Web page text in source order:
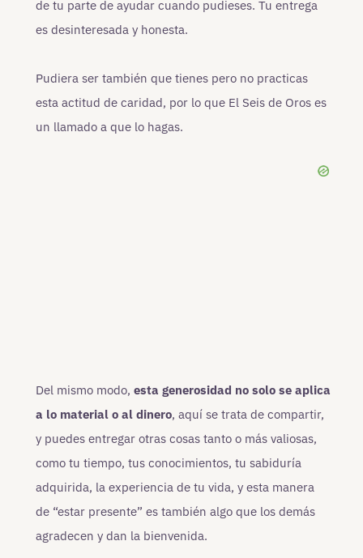
de tu parte de ayudar cuando pudieses. Tu entrega
es desinteresada y honesta.
Pudiera ser también que tienes pero no practicas
esta actitud de caridad, por lo que El Seis de Oros es
un llamado a que lo hagas.
Del mismo modo, esta generosidad no solo se aplica
a lo material o al dinero, aquí se trata de compartir,
y puedes entregar otras cosas tanto o más valiosas,
como tu tiempo, tus conocimientos, tu sabiduría
adquirida, la experiencia de tu vida, y esta manera
de “estar presente” es también algo que los demás
agradecen y dan la bienvenida.